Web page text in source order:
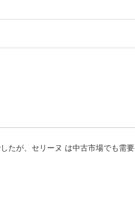
たが、セリーヌ は中古市場でも需要